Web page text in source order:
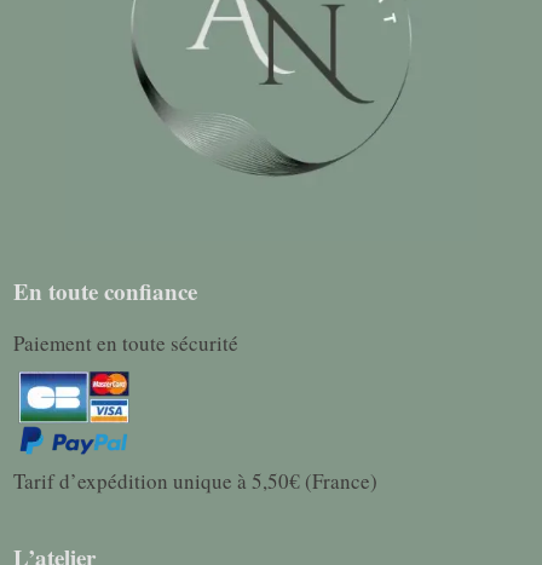
En toute confiance
Paiement en toute sécurité
Tarif d’expédition unique à 5,50€ (France)
L’atelier